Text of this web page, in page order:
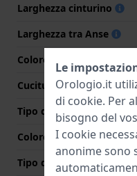
Larghezza cinturino
Larghezza tra Anse
Colore cinturino
Cuciture a colori
Tipo di chiusura
Colore Chiusura
Tipo di montatura
Le
Orologio.it
di cookie. Per
bisogno del
I cookie
anonime sono